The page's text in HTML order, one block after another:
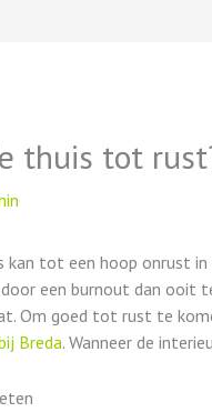
thuis tot
kan tot een hoop onrust
een burnout dan ooit
Om goed tot rust te
Breda. Wanneer de